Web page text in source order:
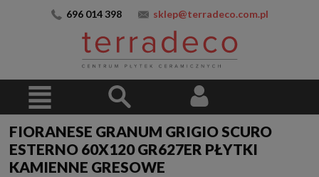
696 014 398 sklep@terradeco.com.pl
FIORANESE GRANUM GRIGIO SCURO
ESTERNO 60X120 GR627ER PŁYTKI
KAMIENNE GRESOWE